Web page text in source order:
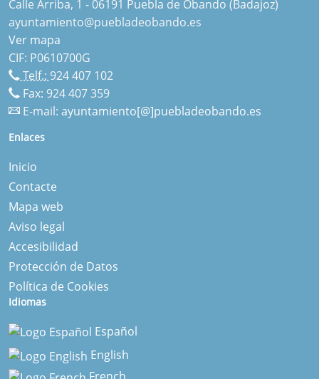
Calle Arriba, 1 - 06191 Puebla de Obando (Badajoz)
ayuntamiento@puebladeobando.es
Ver mapa
CIF: P0610700G
Telf.: 924 407 102
Fax: 924 407 359
E-mail: ayuntamiento[@]puebladeobando.es
Enlaces
Inicio
Contacte
Mapa web
Aviso legal
Accesibilidad
Protección de Datos
Política de Cookies
Idiomas
Español
English